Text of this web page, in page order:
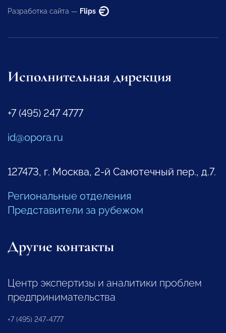
Разработка сайта — Flips
Исполнительная дирекция
+7 (495) 247 4777
id@opora.ru
127473, г. Москва, 2-й Самотечный пер., д.7.
Региональные отделения
Представители за рубежом
Другие контакты
Центр экспертизы и аналитики проблем
предпринимательства
+7 (495) 247-4777